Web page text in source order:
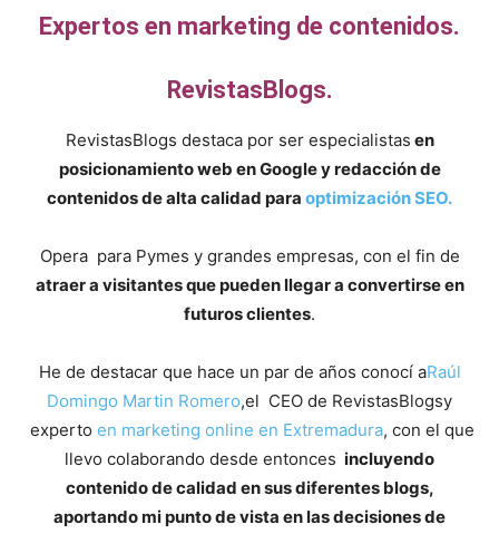
Expertos en marketing de contenidos.
RevistasBlogs.
RevistasBlogs destaca por ser especialistas en
posicionamiento web en Google y redacción de
contenidos de alta calidad para optimización SEO.
Opera para Pymes y grandes empresas, con el fin de
atraer a visitantes que pueden llegar a convertirse en
futuros clientes.
He de destacar que hace un par de años conocí aRaúl
Domingo Martin Romero,el CEO de RevistasBlogsy
experto en marketing online en Extremadura, con el que
llevo colaborando desde entonces incluyendo
contenido de calidad en sus diferentes blogs,
aportando mi punto de vista en las decisiones de